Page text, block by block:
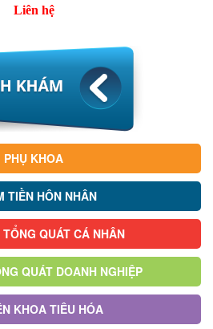
Liên hệ
PHỤ KHOA
TIỀN HÔN NHÂN
QUÁT CÁ NHÂN
QUÁT DOANH NGHIỆP
KHOA TIÊU HÓA